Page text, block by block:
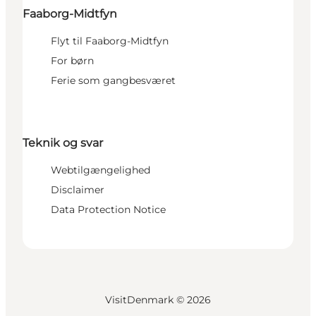
Faaborg-Midtfyn
Flyt til Faaborg-Midtfyn
For børn
Ferie som gangbesværet
Teknik og svar
Webtilgængelighed
Disclaimer
Data Protection Notice
VisitDenmark © 2026